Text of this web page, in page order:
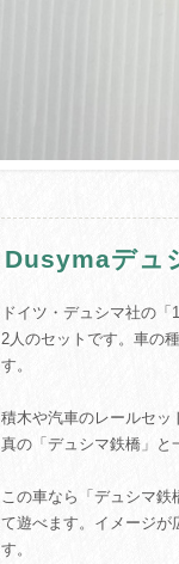
Dusymaデュ
ドイツ・デュシマ社の
2人のセットです。車の
す。
積木や汽車のレールセッ
真の「デュシマ鉄橋」と
この車なら「デュシマ
て遊べます。イメージが
す。